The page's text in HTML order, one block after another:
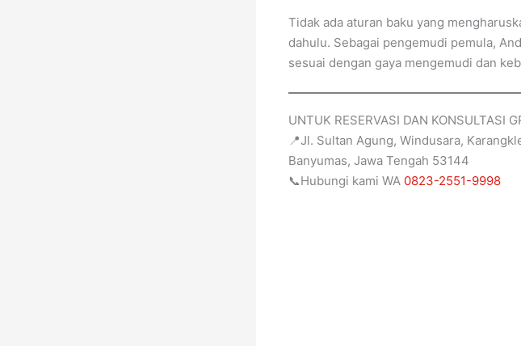
Tidak ada aturan baku yang
dahulu. Sebagai pengemudi pemula,
sesuai dengan gaya mengemudi dan
UNTUK RESERVASI DAN KONSULTASI
📍Jl. Sultan Agung, Windusara,
Banyumas, Jawa Tengah 53144
📞Hubungi kami WA 0823-2551-9998